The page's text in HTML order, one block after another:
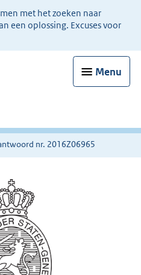
met het zoeken naar
een oplossing. Excuses voor
Menu
nr. 2016Z06965